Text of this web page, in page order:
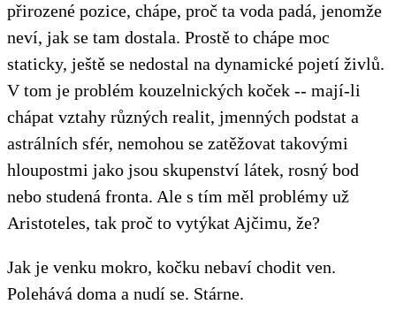
přirozené pozice, chápe, proč ta voda padá, jenomže
neví, jak se tam dostala. Prostě to chápe moc
staticky, ještě se nedostal na dynamické pojetí živlů.
V tom je problém kouzelnických koček -- mají-li
chápat vztahy různých realit, jmenných podstat a
astrálních sfér, nemohou se zatěžovat takovými
hloupostmi jako jsou skupenství látek, rosný bod
nebo studená fronta. Ale s tím měl problémy už
Aristoteles, tak proč to vytýkat Ajčimu, že?
Jak je venku mokro, kočku nebaví chodit ven.
Polehává doma a nudí se. Stárne.